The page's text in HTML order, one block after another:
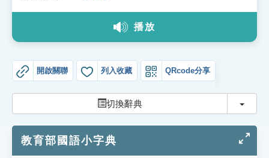
教學應用
貓頭鷹博士
播放
開啟關聯 列入收藏 QRcode分享
切換辭典 切換
教育部國語小字典